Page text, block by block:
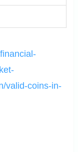
valid-coins-in-